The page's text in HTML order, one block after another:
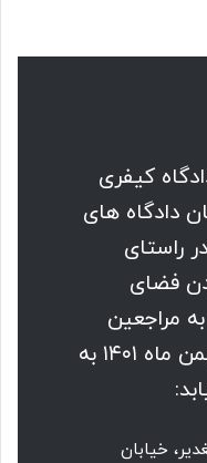
کیفری
دادگاه های
راستای
فضای
مراجعین
این مجتمع از تاریخ ۱۶ بهمن ماه ۱۴۰۱ به
خیابان